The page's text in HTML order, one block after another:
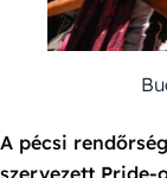
A pécsi